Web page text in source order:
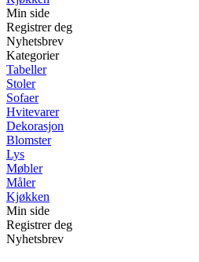
Min side
Registrer deg
Nyhetsbrev
Kategorier
Tabeller
Stoler
Sofaer
Hvitevarer
Dekorasjon
Blomster
Lys
Møbler
Måler
Kjøkken
Min side
Registrer deg
Nyhetsbrev